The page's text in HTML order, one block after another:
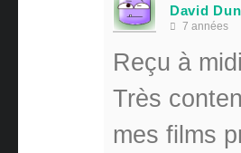
David
7 années
Reçu à
Très
mes films